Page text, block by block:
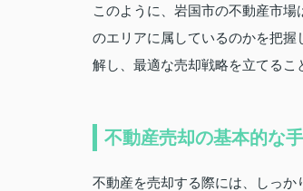
このように、岩国市の不動産市
のエリアに属しているのかを把
解し、最適な売却戦略を立てるこ
不動産売却の基本的な
不動産を売却する際には、しっ